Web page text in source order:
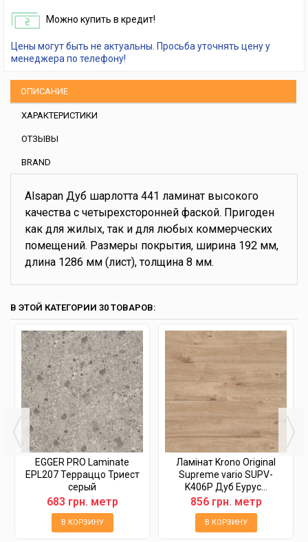
Можно купить в кредит!
Цены могут быть не актуальны. Просьба уточнять цену у
менеджера по телефону!
ОПИСАНИЕ
ХАРАКТЕРИСТИКИ
ОТЗЫВЫ
BRAND
Alsapan Дуб шарлотта 441 ламинат высокого
качества с четырехсторонней фаской. Пригоден
как для жилых, так и для любых коммерческих
помещений. Размеры покрытия, ширина 192 мм,
длина 1286 мм (лист), толщина 8 мм.
В ЭТОЙ КАТЕГОРИИ 30 ТОВАРОВ:
EGGER PRO Laminate
EPL207 Терраццо Триест
серый
683 грн. метр
В КОРЗИНУ
Ламінат Krono Original
Supreme vario SUPV-
K406P Дуб Еурус...
856 грн. метр
В КОРЗИНУ